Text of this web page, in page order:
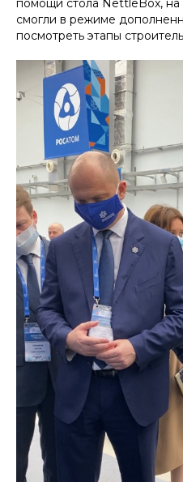
смогли в режиме
посмотреть этапы